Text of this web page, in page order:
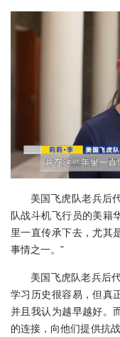
美国飞虎队老兵后
队战斗机飞行员的美籍
里一直传承下去，尤其
事情之一。”
美国飞虎队老兵后
学习历史很容易，但真
并且我认为越早越好。
的连接，向他们提供抗